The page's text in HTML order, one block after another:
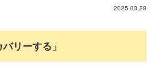
2025.03.28
リーする」